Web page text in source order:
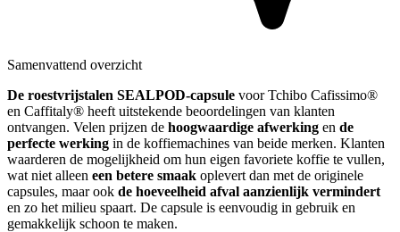
Samenvattend overzicht
De roestvrijstalen SEALPOD-capsule voor Tchibo Cafissimo®
en Caffitaly® heeft uitstekende beoordelingen van klanten
ontvangen. Velen prijzen de hoogwaardige afwerking en de
perfecte werking in de koffiemachines van beide merken. Klanten
waarderen de mogelijkheid om hun eigen favoriete koffie te vullen,
wat niet alleen een betere smaak oplevert dan met de originele
capsules, maar ook de hoeveelheid afval aanzienlijk vermindert
en zo het milieu spaart. De capsule is eenvoudig in gebruik en
gemakkelijk schoon te maken.